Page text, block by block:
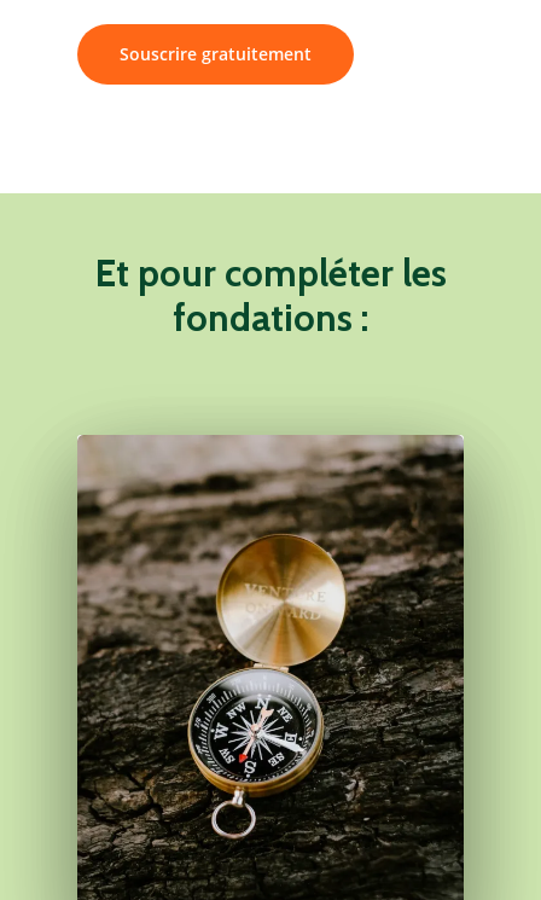
Souscrire gratuitement
Et pour compléter les
fondations :
Accueil
Commence ici
Blog
Se découvrir
Podcast